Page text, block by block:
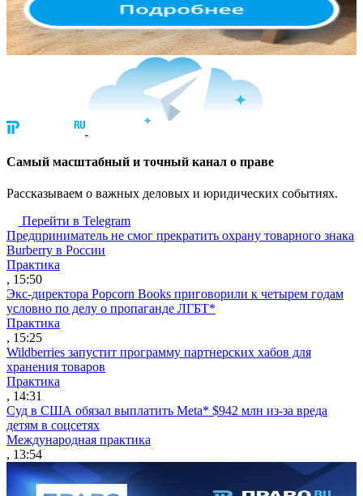
Cамый масштабный и точный канал о праве
Рассказываем о важных деловых и юридических событиях.
Перейти в Telegram
Предприниматель не смог прекратить охрану товарного знака
Burberry в России
Практика
, 15:50
Экс-директора Popcorn Books приговорили к четырем годам
условно по делу о пропаганде ЛГБТ*
Практика
, 15:25
Wildberries запустит программу партнерских хабов для
хранения товаров
Практика
, 14:31
Суд в США обязал выплатить Meta* $942 млн из-за вреда
детям в соцсетях
Международная практика
, 13:54